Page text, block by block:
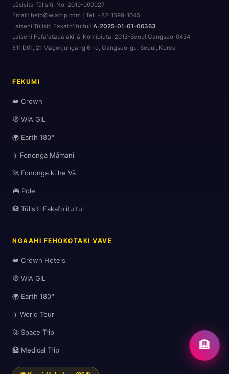
Lēsisita Tūlisiti: No. 2019-000027
Email: help@wiatrip.com | Tel: +82-1599-1045
Laiseni Tūlisiti Fakafo'ituitui: A-2025-01-01-06363
Laiseni Fefa'ataua'aki-ā-Komipiuta: 2013-Seoul Gangseo-0434
511 D01, 21 Magokjungang 6-ro, Gangseo-gu, Seoul, Korea
FEKUMI
👑 Crown
🧭 WIA GIL
🌍 Earth 180°
✈️ Fononga Māmani
🚀 Fononga ki he Vā
🎮 Pole
🏥 Tūlisiti Fakafo'ituitui
NGAAHI FEHOKOTAKI VAVE
👑 Crown Hotels
🧭 WIA GIL
🌍 Earth 180°
✈️ World Tour
🚀 Space Trip
🏥 Medical Trip 🏨